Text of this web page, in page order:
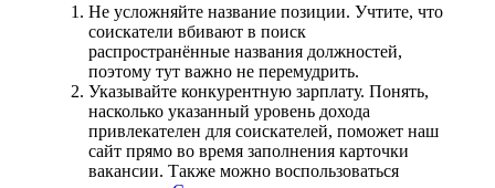
Не усложняйте название позиции. Учтите, что
соискатели вбивают в поиск
распространённые названия должностей,
поэтому тут важно не перемудрить.
Указывайте конкурентную зарплату. Понять,
насколько указанный уровень дохода
привлекателен для соискателей, поможет наш
сайт прямо во время заполнения карточки
вакансии. Также можно воспользоваться